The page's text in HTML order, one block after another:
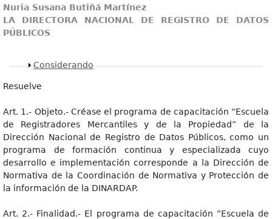
Nuria Susana Butiñá Martínez
LA DIRECTORA NACIONAL DE REGISTRO DE DATOS
PÚBLICOS
Mostrar
Considerando
Resuelve
Art. 1.- Objeto.- Créase el programa de capacitación “Escuela
de Registradores Mercantiles y de la Propiedad” de la
Dirección Nacional de Registro de Datos Públicos, como un
programa de formación continua y especializada cuyo
desarrollo e implementación corresponde a la Dirección de
Normativa de la Coordinación de Normativa y Protección de
la información de la DINARDAP.
Art. 2.- Finalidad.- El programa de capacitación “Escuela de